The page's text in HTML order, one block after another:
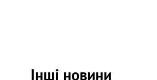
Інші новини